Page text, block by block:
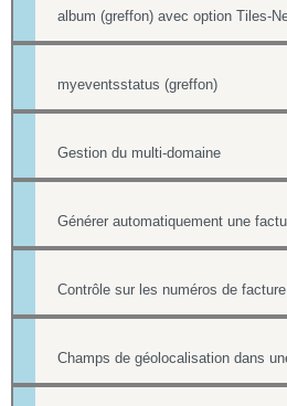
myeventsstatus (greffon)
Gestion du multi-domaine
Contrôle sur les numéros de facture